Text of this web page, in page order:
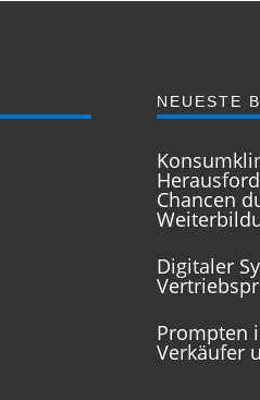
NEUESTE
Chancen
Digitaler
Prompten
Verkäufer